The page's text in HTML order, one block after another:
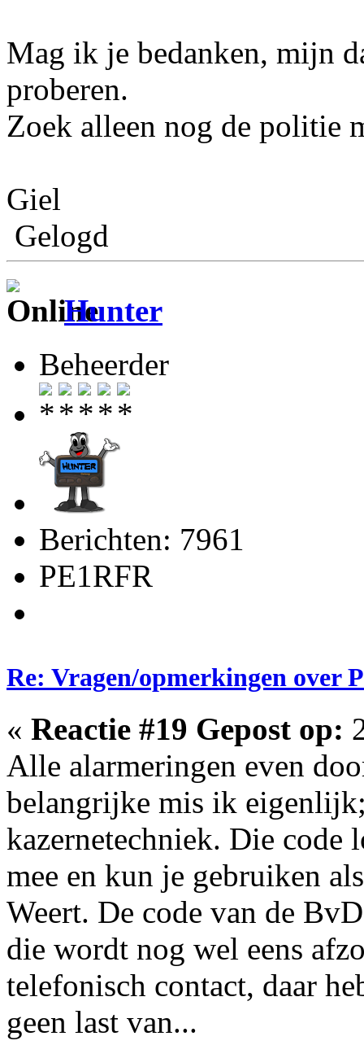
Mag ik je bedanken, mijn
proberen.
Zoek alleen nog de politie
Giel
Gelogd
Hunter
Beheerder
Berichten: 7961
PE1RFR
Re: Vragen/opmerkingen over
« Reactie #19 Gepost op:
Alle alarmeringen even
belangrijke mis ik
kazernetechniek. Die code
mee en kun je gebruiken
Weert. De code van de
die wordt nog wel eens
telefonisch contact, daar
geen last van...